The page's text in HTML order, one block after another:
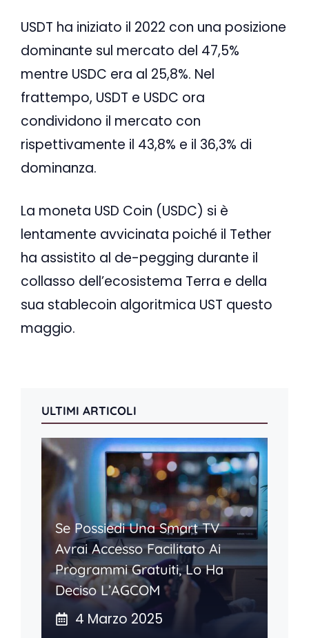
USDT ha iniziato il 2022 con una posizione
dominante sul mercato del 47,5%
mentre USDC era al 25,8%. Nel
frattempo, USDT e USDC ora
condividono il mercato con
rispettivamente il 43,8% e il 36,3% di
dominanza.
La moneta USD Coin (USDC) si è
lentamente avvicinata poiché il Tether
ha assistito al de-pegging durante il
collasso dell’ecosistema Terra e della
sua stablecoin algoritmica UST questo
maggio.
ULTIMI ARTICOLI
Se Possiedi Una Smart TV
Avrai Accesso Facilitato Ai
Programmi Gratuiti, Lo Ha
Deciso L’AGCOM
4 Marzo 2025